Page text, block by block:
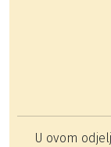
U ovom